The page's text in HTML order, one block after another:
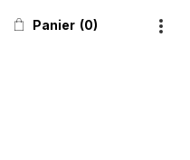
Panier 0